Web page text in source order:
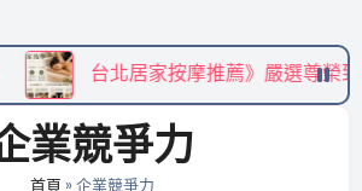
北居家按摩推薦》嚴選尊榮到府精油
業競爭力
首頁 »企業競爭力